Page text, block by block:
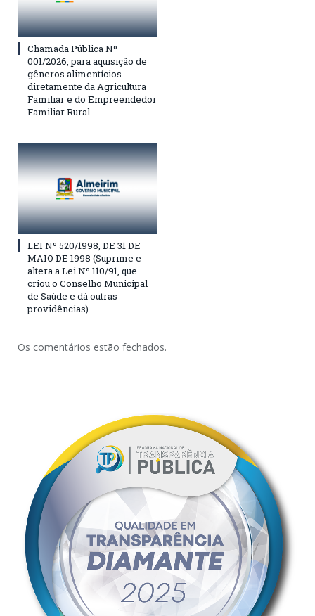
Chamada Pública Nº
001/2026, para aquisição de
gêneros alimentícios
diretamente da Agricultura
Familiar e do Empreendedor
Familiar Rural
LEI Nº 520/1998, DE 31 DE
MAIO DE 1998 (Suprime e
altera a Lei Nº 110/91, que
criou o Conselho Municipal
de Saúde e dá outras
providências)
Os comentários estão fechados.